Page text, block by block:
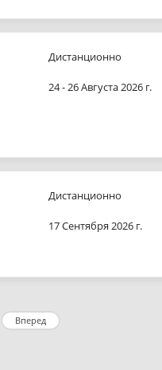
Дистанционно
24 - 26 Августа 2026 г.
Дистанционно
17 Сентября 2026 г.
Вперед